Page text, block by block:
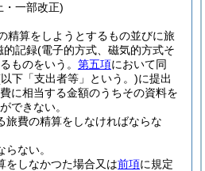
・一部改正)
精算をしようとするもの並びに旅
的記録(電子的方式、磁気的方式そ
ものをいう。 第五項において同
下「支出者等」という。)に提出
に相当する金額のうちその資料を
できない。
旅費の精算をしなければならな
ない。
をしなかつた場合又は前項に規定